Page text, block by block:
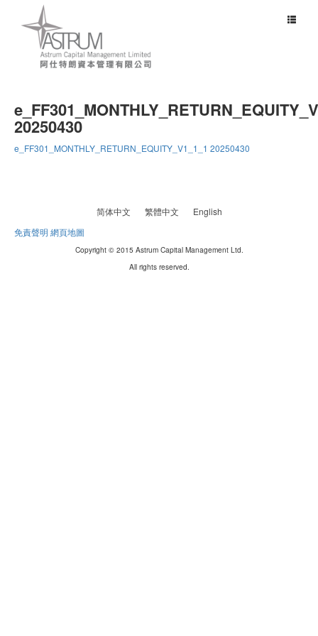
Toggle
20250430
e_FF301_MONTHLY_RETURN_EQUITY_V1_1_1 20250430
简体中文 繁體中文
English
免責聲明 網頁地圖
Copyright © 2015 Astrum Capital Management Ltd.
All rights reserved.